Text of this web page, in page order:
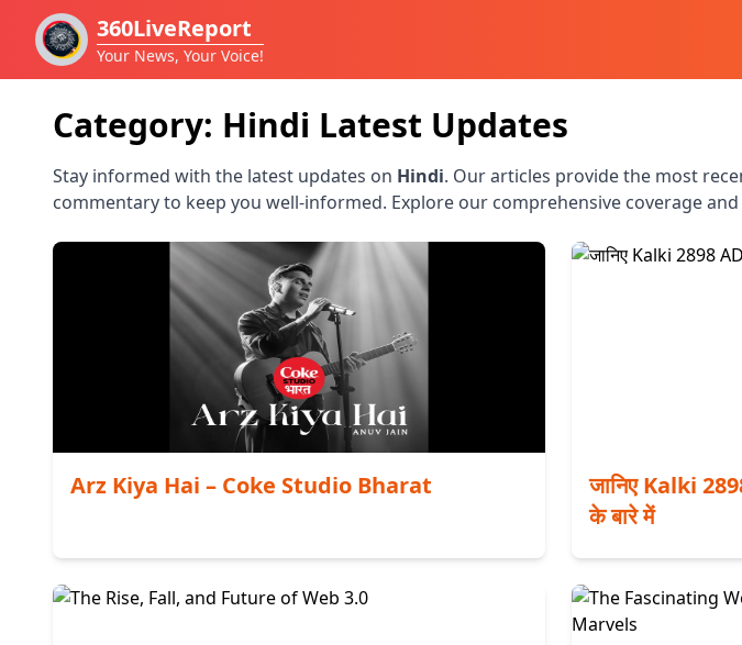
360LiveReport
Your News, Your Voice!
Category: Hindi Latest Updates
Stay informed with the latest updates on Hindi. Our articles provide the most
commentary to keep you well-informed. Explore our comprehensive coverage
Arz Kiya Hai – Coke Studio Bharat
जानिए Kalki
के बारे में